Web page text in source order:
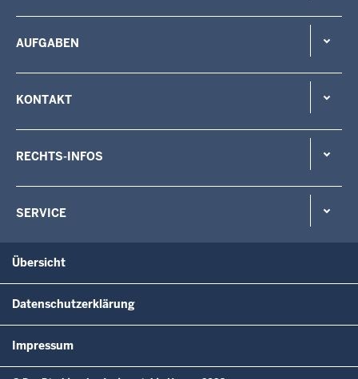
AUFGABEN
KONTAKT
RECHTS-INFOS
SERVICE
Übersicht
Datenschutzerklärung
Impressum